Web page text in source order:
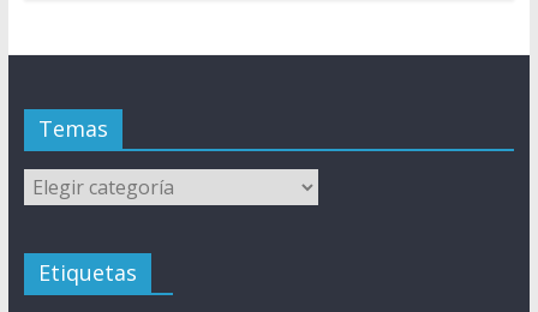
Temas
Temas
Etiquetas